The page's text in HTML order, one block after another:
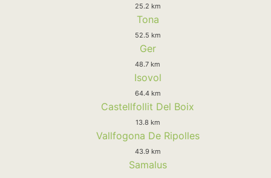
25.2 km
Tona
52.5 km
Ger
48.7 km
Isovol
64.4 km
Castellfollit Del Boix
13.8 km
Vallfogona De Ripolles
43.9 km
Samalus